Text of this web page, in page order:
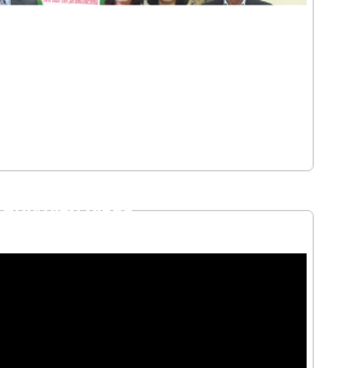
THƯ VIỆN VIDEO